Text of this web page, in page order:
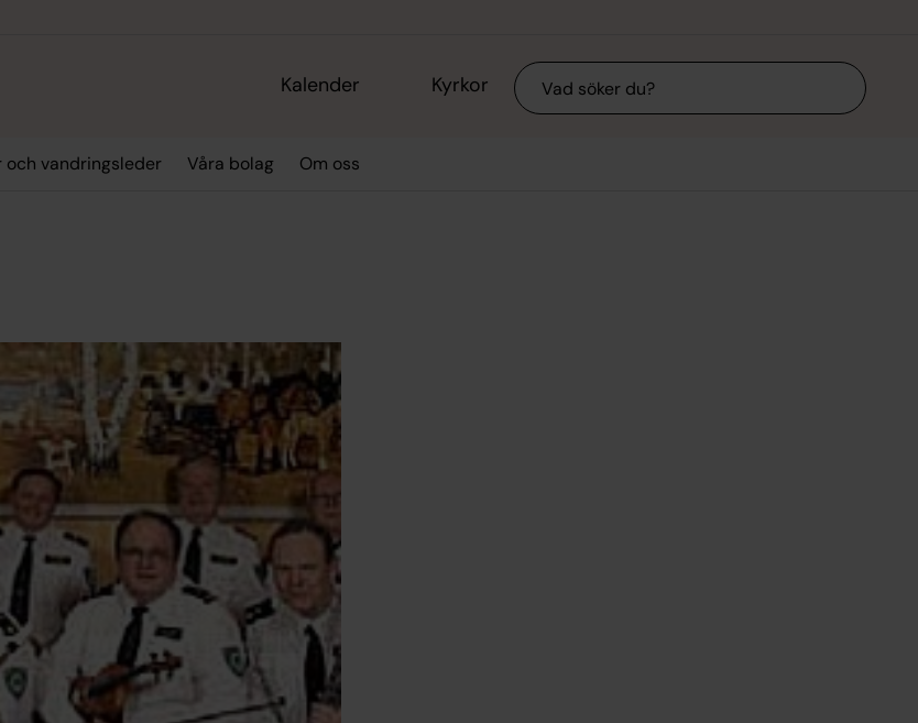
Kalender Kyrkor Sök
och vandringsleder Våra bolag Om oss